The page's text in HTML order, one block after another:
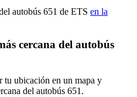
autobús 651 de ETS en la
cercana del autobús
tu ubicación en un mapa y
del autobús 651.